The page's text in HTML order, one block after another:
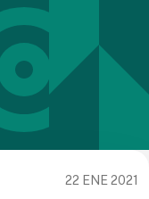
22 ENE 2021